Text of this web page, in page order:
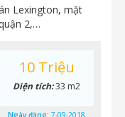
Lexington, mặt
2,…
10 Triệu
Diện tích:33 m2
Ngày đăng: 7-09-2018